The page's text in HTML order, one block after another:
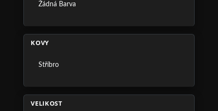
Žádná Barva
KOVY
Stříbro
VELIKOST